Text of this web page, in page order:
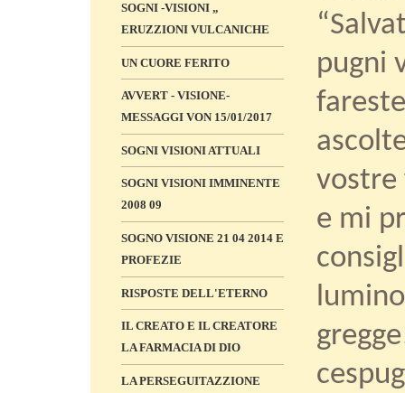
SOGNI -VISIONI „
ERUZZIONI VULCANICHE
UN CUORE FERITO
AVVERT - VISIONE-
MESSAGGI VON 15/01/2017
SOGNI VISIONI ATTUALI
SOGNI VISIONI IMMINENTE
2008 09
SOGNO VISIONE 21 04 2014 E
PROFEZIE
RISPOSTE DELL'ETERNO
IL CREATO E IL CREATORE
LA FARMACIA DI DIO
LA PERSEGUITAZZIONE
pugni
vostre
e mi